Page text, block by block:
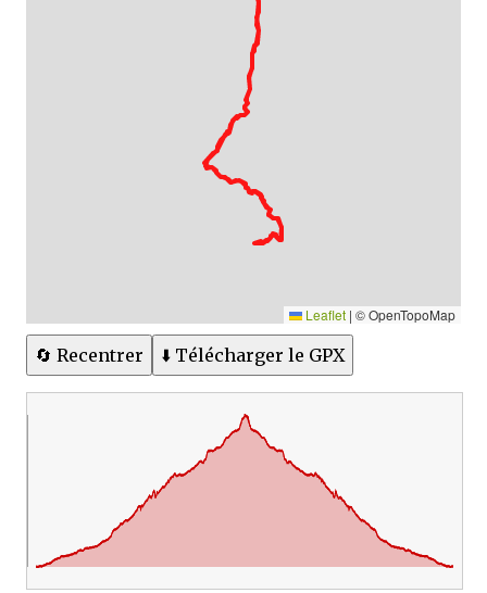
Leaflet | © OpenTopoMap
🔄 Recentrer ⬇️ Télécharger le GPX